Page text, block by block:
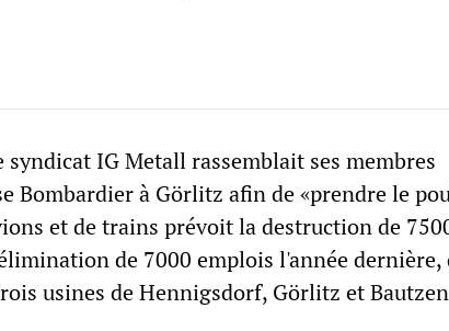
syndicat IG Metall rassemblait ses membres
Bombardier à Görlitz afin de «prendre le
et de trains prévoit la destruction de
de 7000 emplois l'année dernière,
usines de Hennigsdorf, Görlitz et